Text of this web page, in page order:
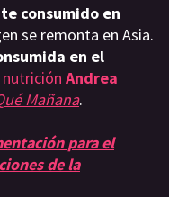
consumido en
se remonta en Asia.
en el
nutrición Andrea
Mañana.
para el
de la